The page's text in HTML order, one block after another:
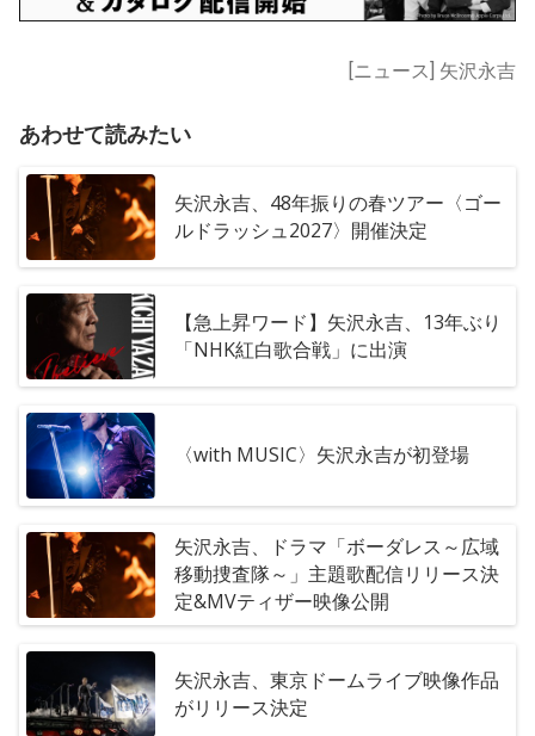
[ニュース] 矢沢永吉
あわせて読みたい
矢沢永吉、48年振りの春ツアー〈ゴー
ルドラッシュ2027〉開催決定
【急上昇ワード】矢沢永吉、13年ぶり
「NHK紅白歌合戦」に出演
〈with MUSIC〉矢沢永吉が初登場
矢沢永吉、ドラマ「ボーダレス～広域
移動捜査隊～」主題歌配信リリース決
定&MVティザー映像公開
矢沢永吉、東京ドームライブ映像作品
がリリース決定